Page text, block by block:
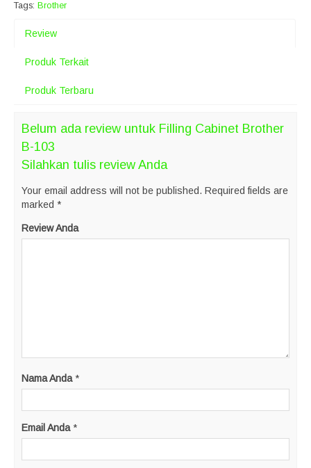
Tags: Brother
Review
Produk Terkait
Produk Terbaru
Belum ada review untuk Filling Cabinet Brother
B-103
Silahkan tulis review Anda
Your email address will not be published. Required fields are
marked *
Review Anda
Nama Anda *
Email Anda *